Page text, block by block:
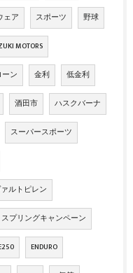
ェア スポーツ 野球
MOTORS
ーン 金利 低金利
酒田市 ハスクバーナ
スーパースポーツ
ルトピレン
スプリングキャンペーン
ENDURO